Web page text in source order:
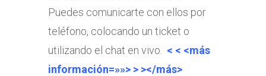
Puedes comunicarte con ellos por
teléfono, colocando un ticket o
utilizando el chat en vivo.
< < <más
información=»»> > ></más>